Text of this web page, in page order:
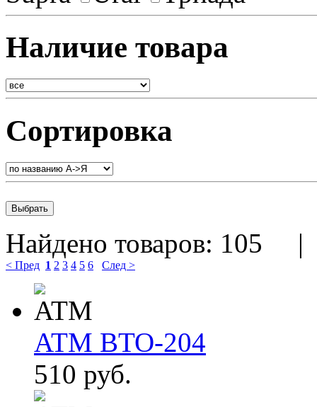
Наличие товара
Сортировка
Найдено товаров: 105
< Пред 1 2 3 4 5 6 След >
ATM BTO-204
510 руб.